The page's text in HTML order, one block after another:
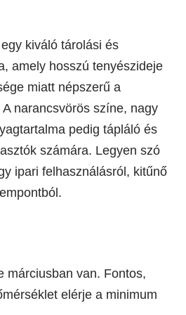
kiváló tárolási és
amely hosszú tenyészideje
miatt népszerű a
narancsvörös színe, nagy
pedig tápláló és
számára. Legyen szó
ipari felhasználásról, kitűnő
márciusban van. Fontos,
elérje a minimum